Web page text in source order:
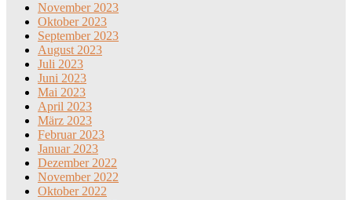
November 2023
Oktober 2023
September 2023
August 2023
Juli 2023
Juni 2023
Mai 2023
April 2023
März 2023
Februar 2023
Januar 2023
Dezember 2022
November 2022
Oktober 2022